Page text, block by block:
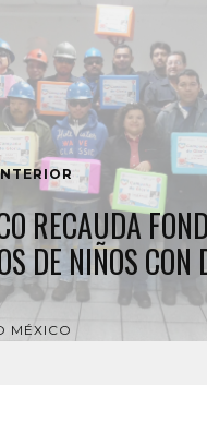
RECAUDA
DE NIÑOS CON
MÉXICO